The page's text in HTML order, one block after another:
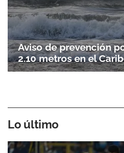
Aviso de prevención
2.10 metros en el
Lo último